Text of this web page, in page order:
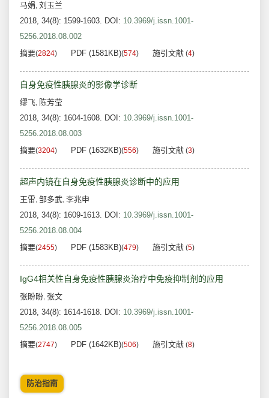
马娟, 刘玉兰
2018, 34(8): 1599-1603. DOI: 10.3969/j.issn.1001-
5256.2018.08.002
摘要(2824) PDF (1581KB)(574) 施引文献 (4)
自身免疫性胰腺炎的影像学诊断
缪飞, 陈芳莹
2018, 34(8): 1604-1608. DOI: 10.3969/j.issn.1001-
5256.2018.08.003
摘要(3204) PDF (1632KB)(556) 施引文献 (3)
超声内镜在自身免疫性胰腺炎诊断中的应用
王雷, 邹多武, 李兆申
2018, 34(8): 1609-1613. DOI: 10.3969/j.issn.1001-
5256.2018.08.004
摘要(2455) PDF (1583KB)(479) 施引文献 (5)
IgG4相关性自身免疫性胰腺炎治疗中免疫抑制剂的应用
张盼盼, 张文
2018, 34(8): 1614-1618. DOI: 10.3969/j.issn.1001-
5256.2018.08.005
摘要(2747) PDF (1642KB)(506) 施引文献 (8)
防治指南